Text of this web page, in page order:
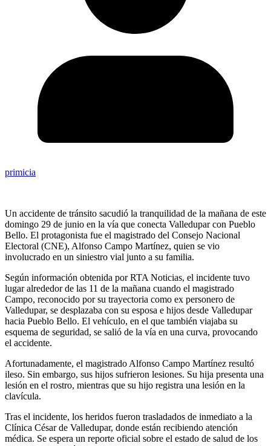
primicia
Un accidente de tránsito sacudió la tranquilidad de la mañana de este
domingo 29 de junio en la vía que conecta Valledupar con Pueblo
Bello. El protagonista fue el magistrado del Consejo Nacional
Electoral (CNE), Alfonso Campo Martínez, quien se vio
involucrado en un siniestro vial junto a su familia.
Según información obtenida por RTA Noticias, el incidente tuvo
lugar alrededor de las 11 de la mañana cuando el magistrado
Campo, reconocido por su trayectoria como ex personero de
Valledupar, se desplazaba con su esposa e hijos desde Valledupar
hacia Pueblo Bello. El vehículo, en el que también viajaba su
esquema de seguridad, se salió de la vía en una curva, provocando
el accidente.
Afortunadamente, el magistrado Alfonso Campo Martínez resultó
ileso. Sin embargo, sus hijos sufrieron lesiones. Su hija presenta una
lesión en el rostro, mientras que su hijo registra una lesión en la
clavícula.
Tras el incidente, los heridos fueron trasladados de inmediato a la
Clínica César de Valledupar, donde están recibiendo atención
médica. Se espera un reporte oficial sobre el estado de salud de los